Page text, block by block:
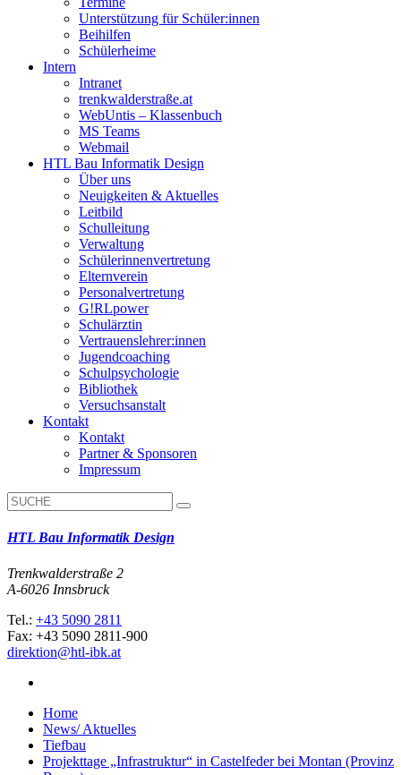
Unterstützung für Schüler:innen
Beihilfen
Schülerheime
Intern
Intranet
trenkwalderstraße.at
WebUntis – Klassenbuch
MS Teams
Webmail
HTL Bau Informatik Design
Über uns
Neuigkeiten & Aktuelles
Leitbild
Schulleitung
Verwaltung
Schülerinnenvertretung
Elternverein
Personalvertretung
G!RLpower
Schulärztin
Vertrauenslehrer:innen
Jugendcoaching
Schulpsychologie
Bibliothek
Versuchsanstalt
Kontakt
Kontakt
Partner & Sponsoren
Impressum
HTL Bau Informatik Design
Trenkwalderstraße 2
A-6026 Innsbruck
Tel.: +43 5090 2811
Fax: +43 5090 2811-900
direktion@htl-ibk.at
Home
News/ Aktuelles
Tiefbau
Projekttage „Infrastruktur“ in Castelfeder bei Montan (Provinz